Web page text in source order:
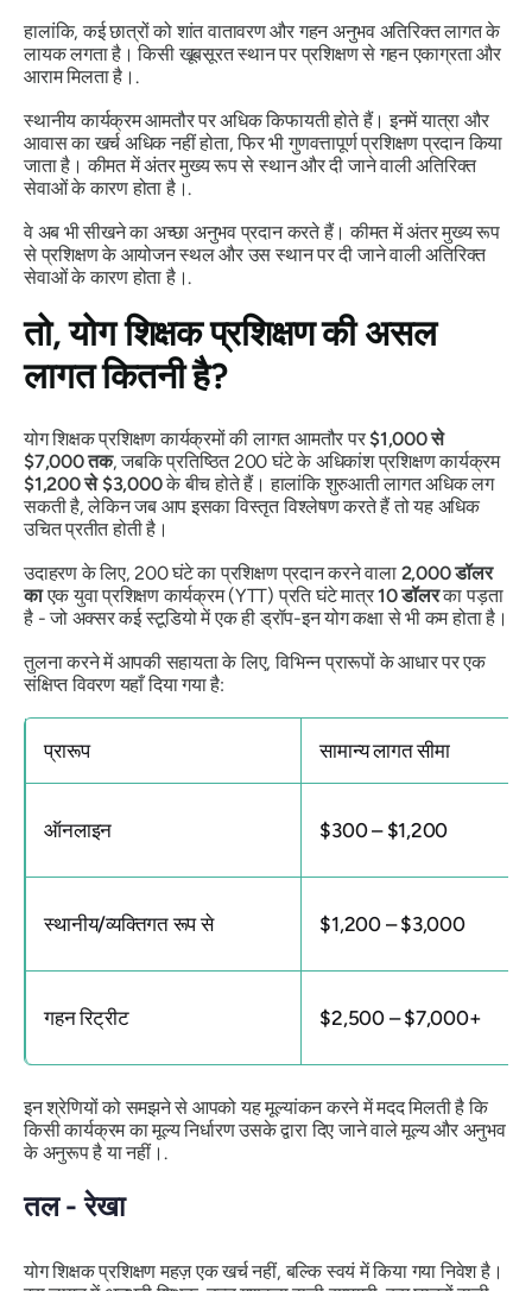
हालांकि, कई छात्रों को शांत वातावरण और गहन अनुभव अतिरिक्त लागत के
लायक लगता है। किसी खूबसूरत स्थान पर प्रशिक्षण से गहन एकाग्रता और
आराम मिलता है।.
स्थानीय कार्यक्रम आमतौर पर अधिक किफायती होते हैं। इनमें यात्रा और
आवास का खर्च अधिक नहीं होता, फिर भी गुणवत्तापूर्ण प्रशिक्षण प्रदान किया
जाता है। कीमत में अंतर मुख्य रूप से स्थान और दी जाने वाली अतिरिक्त
सेवाओं के कारण होता है।.
वे अब भी सीखने का अच्छा अनुभव प्रदान करते हैं। कीमत में अंतर मुख्य रूप
से प्रशिक्षण के आयोजन स्थल और उस स्थान पर दी जाने वाली अतिरिक्त
सेवाओं के कारण होता है।.
तो, योग शिक्षक प्रशिक्षण की असल
लागत कितनी है?
योग शिक्षक प्रशिक्षण कार्यक्रमों की लागत आमतौर पर $1,000 से
$7,000 तक, जबकि प्रतिष्ठित 200 घंटे के अधिकांश प्रशिक्षण कार्यक्रम
$1,200 से $3,000के बीच होते हैं। हालांकि शुरुआती लागत अधिक लग
सकती है, लेकिन जब आप इसका विस्तृत विश्लेषण करते हैं तो यह अधिक
उचित प्रतीत होती है।
उदाहरण के लिए, 200 घंटे का प्रशिक्षण प्रदान करने वाला 2,000 डॉलर
काएक युवा प्रशिक्षण कार्यक्रम (YTT) प्रति घंटे मात्र10 डॉलरका पड़ता
है - जो अक्सर कई स्टूडियो में एक ही ड्रॉप-इन योग कक्षा से भी कम होता है।
तुलना करने में आपकी सहायता के लिए, विभिन्न प्रारूपों के आधार पर एक
संक्षिप्त विवरण यहाँ दिया गया है:
प्रारूप सामान्य लागत सीमा
ऑनलाइन $300 – $1,200
स्थानीय/व्यक्तिगत रूप से $1,200 – $3,000
गहन रिट्रीट $2,500 – $7,000+
इन श्रेणियों को समझने से आपको यह मूल्यांकन करने में मदद मिलती है कि
किसी कार्यक्रम का मूल्य निर्धारण उसके द्वारा दिए जाने वाले मूल्य और अनुभव
के अनुरूप है या नहीं।.
तल - रेखा
योग शिक्षक प्रशिक्षण महज़ एक खर्च नहीं, बल्कि स्वयं में किया गया निवेश है।